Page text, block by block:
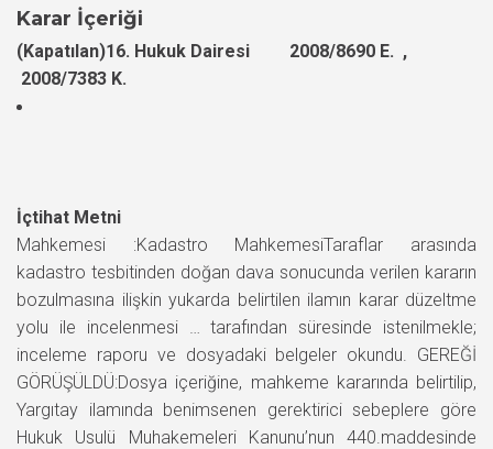
Karar İçeriği
(Kapatılan)16. Hukuk Dairesi 2008/8690 E. ,
2008/7383 K.
İçtihat Metni
Mahkemesi :Kadastro MahkemesiTaraflar arasında
kadastro tesbitinden doğan dava sonucunda verilen kararın
bozulmasına ilişkin yukarda belirtilen ilamın karar düzeltme
yolu ile incelenmesi … tarafından süresinde istenilmekle;
inceleme raporu ve dosyadaki belgeler okundu. GEREĞİ
GÖRÜŞÜLDÜ:Dosya içeriğine, mahkeme kararında belirtilip,
Yargıtay ilamında benimsenen gerektirici sebeplere göre
Hukuk Usulü Muhakemeleri Kanunu’nun 440.maddesinde